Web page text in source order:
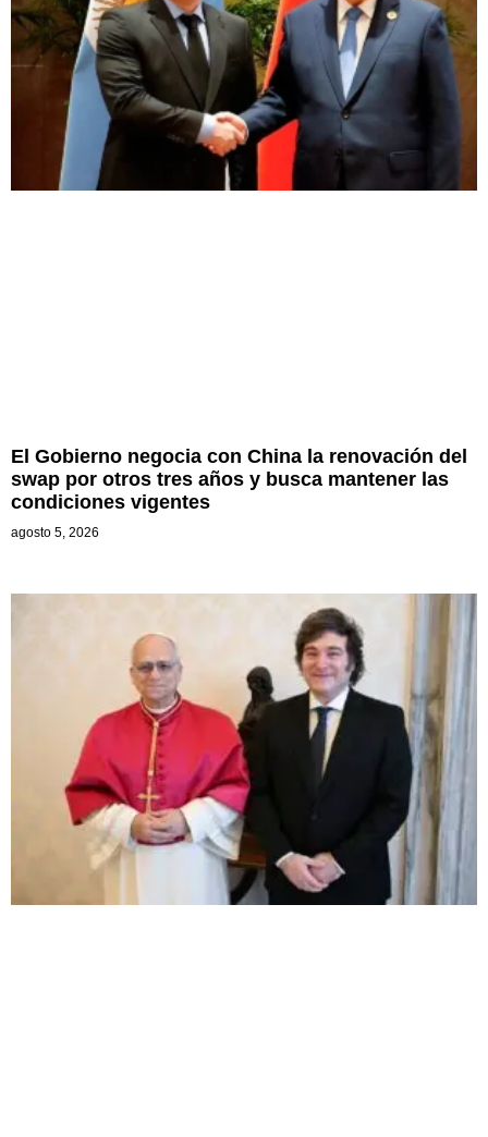
El Gobierno negocia con China la renovación del
swap por otros tres años y busca mantener las
condiciones vigentes
agosto 5, 2026